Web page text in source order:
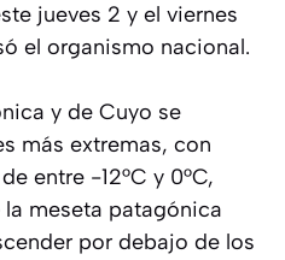
jueves 2 y el viernes
el organismo nacional.
y de Cuyo se
más extremas, con
entre -12°C y 0°C,
meseta patagónica
por debajo de los